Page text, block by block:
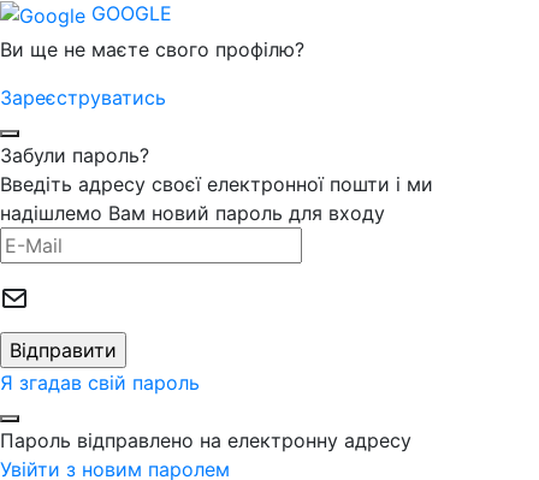
GOOGLE
Ви ще не маєте свого профілю?
Зареєструватись
Забули пароль?
Введіть адресу своєї електронної пошти і ми
надішлемо Вам новий пароль для входу
Я згадав свій пароль
Пароль відправлено на електронну адресу
Увійти з новим паролем